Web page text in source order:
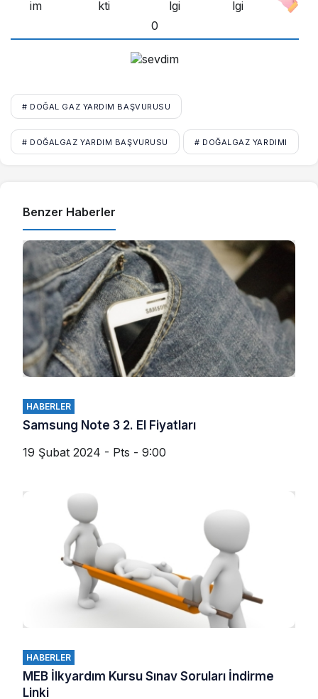
0
# DOĞAL GAZ YARDIM BAŞVURUSU
# DOĞALGAZ YARDIM BAŞVURUSU # DOĞALGAZ YARDIMI
Benzer Haberler
HABERLER
Samsung Note 3 2. El Fiyatları
19 Şubat 2024 - Pts - 9:00
HABERLER
MEB İlkyardım Kursu Sınav Soruları İndirme
Linki